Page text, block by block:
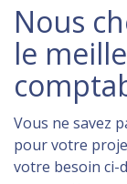
Nous
le
Vous ne savez
pour votre
votre besoin ci-